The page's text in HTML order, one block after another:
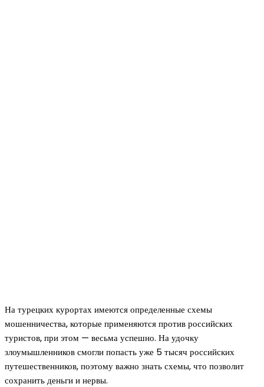
На турецких курортах имеются определенные схемы
мошенничества, которые применяются против российских
туристов, при этом — весьма успешно. На удочку
злоумышленников смогли попасть уже 5 тысяч российских
путешественников, поэтому важно знать схемы, что позволит
сохранить деньги и нервы.